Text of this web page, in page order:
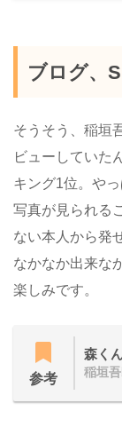
ブログ、
そうそう、稲垣
ビューしていた
キング1位。や
写真が見られる
ない本人から発
なかなか出来な
楽しみです。
参考
森く
稲垣